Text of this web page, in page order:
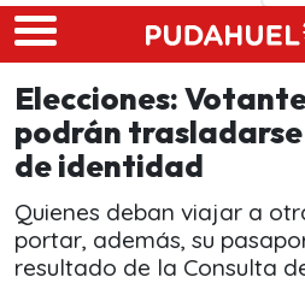
Skip to main content
Elecciones:
podrán
de identidad
Quienes deban viajar a
portar, además, su
resultado de la Consulta